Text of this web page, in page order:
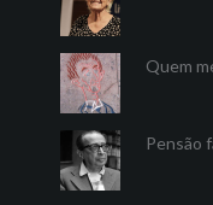
Quem
Pensão